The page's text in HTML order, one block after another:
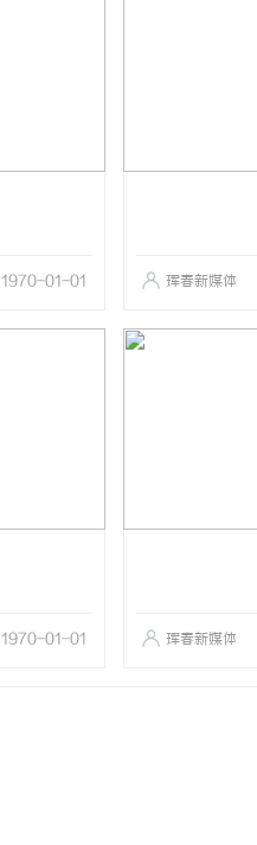
1970-01-01 珲春新媒体
1970-01-01 珲春新媒体